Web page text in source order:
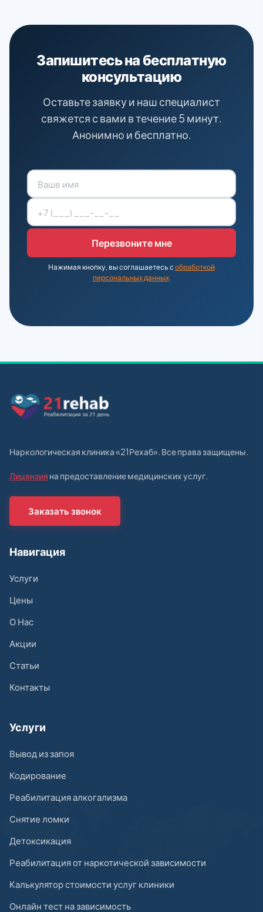
Запишитесь на бесплатную
консультацию
Оставьте заявку и наш специалист
свяжется с вами в течение 5 минут.
Анонимно и бесплатно.
Нажимая кнопку, вы соглашаетесь с обработкой
персональных данных.
Наркологическая клиника «21Рехаб». Все права защищены.
Лицензия на предоставление медицинских услуг.
Заказать звонок
Навигация
Услуги
Цены
О Нас
Акции
Статьи
Контакты
Услуги
Вывод из запоя
Кодирование
Реабилитация алкогализма
Снятие ломки
Детоксикация
Реабилитация от наркотической зависимости
Калькулятор стоимости услуг клиники
Онлайн тест на зависимость